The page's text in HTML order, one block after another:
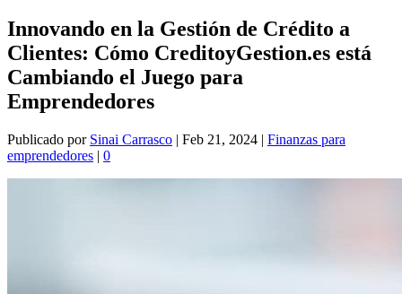
Innovando en la Gestión de Crédito a
Clientes: Cómo CreditoyGestion.es está
Cambiando el Juego para
Emprendedores
Publicado por Sinai Carrasco | Feb 21, 2024 | Finanzas para
emprendedores | 0